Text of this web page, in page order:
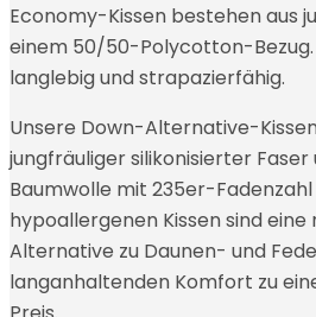
Economy-Kissen bestehen aus
einem 50/50-Polycotton-Bezug.
langlebig und strapazierfähig.
Unsere Down-Alternative-
jungfräuliger silikonisierter Faser
Baumwolle mit 235er-
hypoallergenen Kissen sind
Alternative zu Daunen- und
langanhaltenden Komfort zu